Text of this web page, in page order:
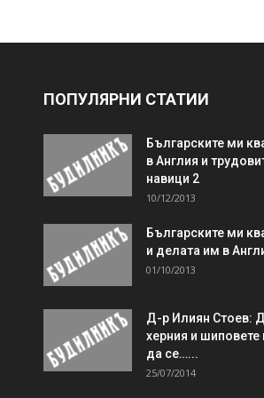
ПОПУЛЯРНИ СТАТИИ
Българските ми
в Англия и
навици 2
10/12/2013
Българските ми
и делата им в
01/10/2013
Д-р Илиян Стоев:
херния и шиповете
да се…...
25/07/2014